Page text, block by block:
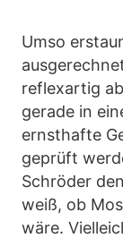
Umso
reflexartig
gerade in
ernsthafte
geprüft
Schröder
weiß, ob
wäre.